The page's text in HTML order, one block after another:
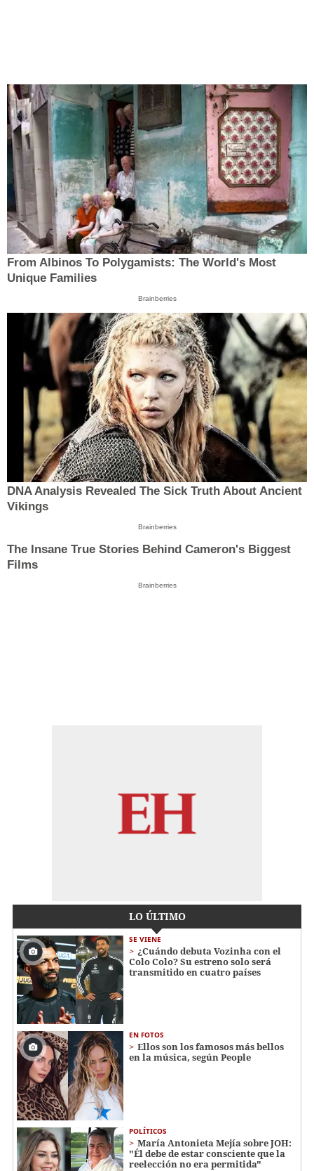
From Albinos To Polygamists: The World's Most
Unique Families
Brainberries
DNA Analysis Revealed The Sick Truth About Ancient
Vikings
Brainberries
The Insane True Stories Behind Cameron's Biggest
Films
Brainberries
LO ÚLTIMO
SE VIENE
¿Cuándo debuta Vozinha con el
Colo Colo? Su estreno solo será
transmitido en cuatro países
EN FOTOS
Ellos son los famosos más bellos
en la música, según People
POLÍTICOS
María Antonieta Mejía sobre JOH:
"Él debe de estar consciente que la
reelección no era permitida"